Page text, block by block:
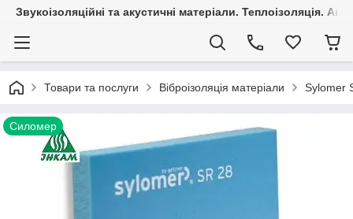
Звукоізоляційні та акустичні матеріали. Теплоізоляція.
Товари та послуги Віброізоляція матеріали Sylomer
Силомер